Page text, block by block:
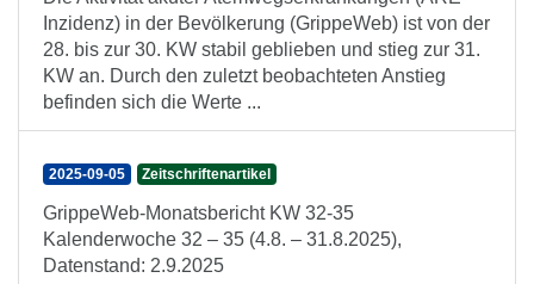
Inzidenz) in der Bevölkerung (GrippeWeb) ist von der
28. bis zur 30. KW stabil geblieben und stieg zur 31.
KW an. Durch den zuletzt beobachteten Anstieg
befinden sich die Werte ...
2025-09-05 Zeitschriftenartikel
GrippeWeb-Monatsbericht KW 32-35
Kalenderwoche 32 – 35 (4.8. – 31.8.2025),
Datenstand: 2.9.2025